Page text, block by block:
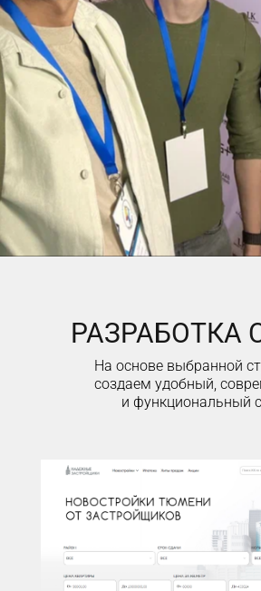
РАЗРАБОТКА
На основе выбранной
создаем удобный,
и функциональный